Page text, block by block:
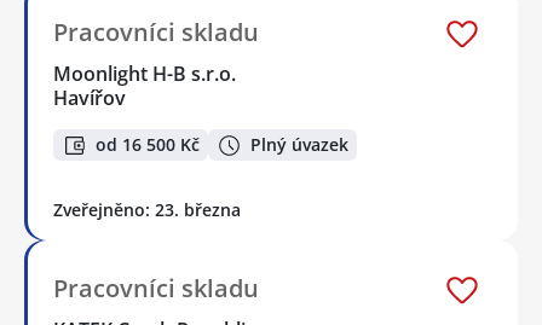
Pracovníci skladu
Moonlight H-B s.r.o.
Havířov
od 16 500 Kč Plný úvazek
Zveřejněno: 23. března
Pracovníci skladu